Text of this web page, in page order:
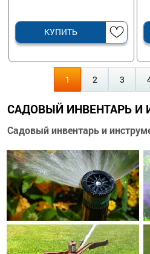
КУПИТЬ
1 2 3
САДОВЫЙ ИНВЕНТАРЬ И
Садовый инвентарь и